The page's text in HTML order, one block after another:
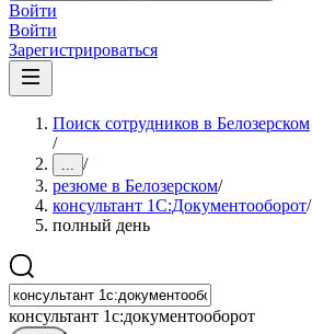
Войти
Войти
Зарегистрироваться
Поиск сотрудников в Белозерском
/
... /
резюме в Белозерском/
консультант 1С:Документооборот/
полный день
консультант 1с:документооборот